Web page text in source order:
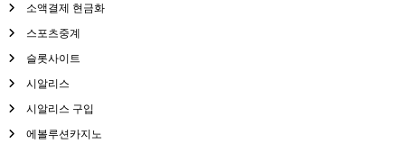
소액결제 현금화
스포츠중계
슬롯사이트
시알리스
시알리스 구입
에볼루션카지노